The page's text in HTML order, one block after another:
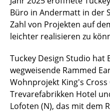
Büro in Andermatt in der
Zahl von Projekten auf
leichter realisieren zu
Tuckey Design Studio hat
wegweisende Rammed
Wohnprojekt King's
Trevarefabrikken Hotel
Lofoten (N), das mit dem